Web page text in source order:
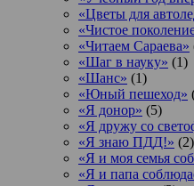
«Цветы для
«Чистое
«Читаем Сараева»
«Шаг в науку» (1)
«Шанс» (1)
«Юный пешеход»
«Я донор» (5)
«Я дружу со
«Я знаю ПДД!» (2)
«Я и моя семья
«Я и папа